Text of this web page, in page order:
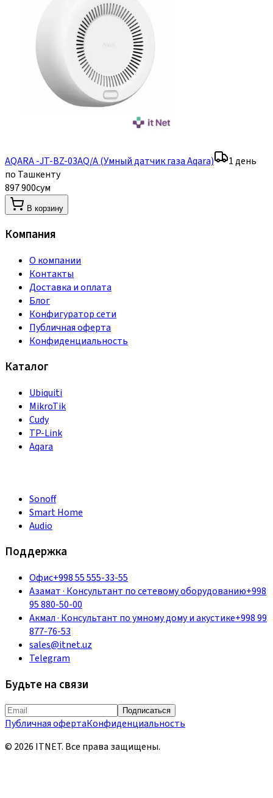
AQARA -JT-BZ-03AQ/A (Умный датчик газа Aqara)
1 день
по Ташкенту
897 900сум
В корзину
Компания
О компании
Контакты
Доставка и оплата
Блог
Конфигуратор сети
Публичная оферта
Конфиденциальность
Каталог
Ubiquiti
MikroTik
Cudy
TP-Link
Aqara
Sonoff
Smart Home
Audio
Поддержка
Офис+998 55 555-33-55
Азамат· Консультант по сетевому оборудованию+998
95 880-50-00
Акмал· Консультант по умному дому и акустике+998 99
877-76-53
sales@itnet.uz
Telegram
Будьте на связи
Подписаться
Публичная офертаКонфиденциальность
© 2026 ITNET. Все права защищены.